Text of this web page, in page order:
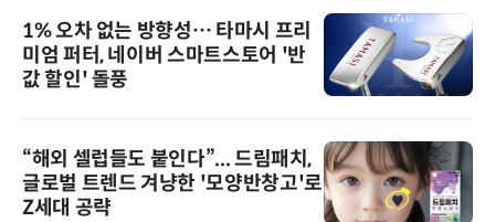
1% 오차 없는 방향성… 타마시 프리
미엄 퍼터, 네이버 스마트스토어 '반
값 할인' 돌풍
“해외 셀럽들도 붙인다”... 드림패치,
글로벌 트렌드 겨냥한 '모양반창고'로
Z세대 공략